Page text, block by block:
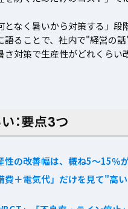
となく暑いから対策する」
ることで、社内で"経営の話
さ対策で生産性がどれくら
：要点3つ
性の改善幅は、概ね5〜15％
費＋電気代」だけを見て"高